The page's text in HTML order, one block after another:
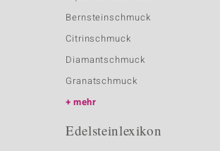
Bernsteinschmuck
Citrinschmuck
Diamantschmuck
Granatschmuck
mehr
Edelsteinlexikon